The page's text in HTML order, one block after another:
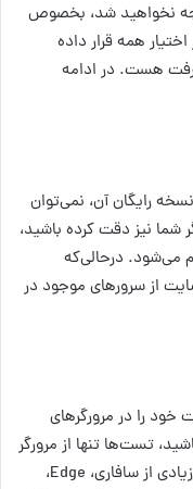
نخواهید شد، بخصوص
همه قرار داده
هست. در ادامه
رایگان آن، نمی‌توان
شما نیز دقت کرده باشید،
می‌شود. درحالی‌که
از سرورهای موجود در
خود را در مرورگرهای
تست‌ها تنها از مرورگر
کروم انجام می‌شوند، درحالی‌که امروزه افراد زیادی از سافاری، Edge،